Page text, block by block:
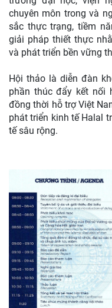
chuyên môn trong và
sắc thực trạng, tiềm
giải pháp thiết thực
và phát triển bền vững
Hội thảo là diễn đàn
phần thúc đẩy kết nối
đồng thời hỗ trợ Việt
phát triển kinh tế Halal
tế sâu rộng.